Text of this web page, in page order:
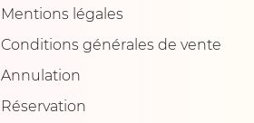
Mentions légales
Conditions générales de vente
Annulation
Réservation